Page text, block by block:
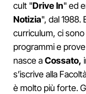
cult "Drive In" ed
Notizia", dal 1988.
curriculum, ci
programmi e
nasce aCossato,
s’iscrive alla
è molto più forte.